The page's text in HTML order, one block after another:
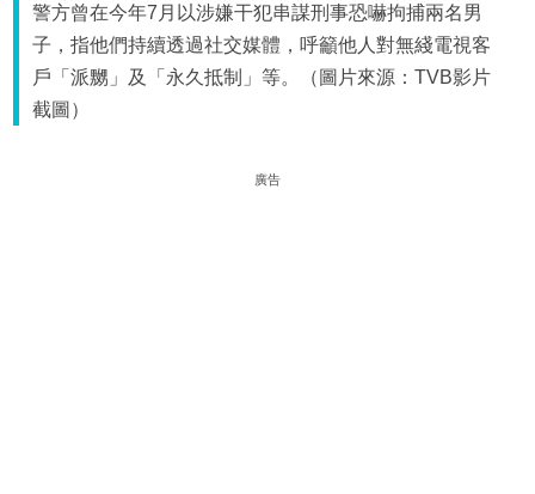
警方曾在今年7月以涉嫌干犯串謀刑事恐嚇拘捕兩名男
子，指他們持續透過社交媒體，呼籲他人對無綫電視客
戶「派嬲」及「永久抵制」等。（圖片來源：TVB影片
截圖）
廣告